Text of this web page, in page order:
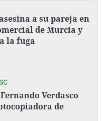
a su pareja en
de Murcia y
la fuga
Verdasco
de